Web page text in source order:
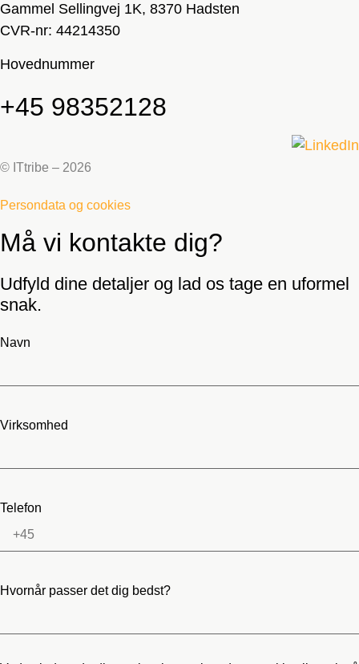
Gammel Sellingvej 1K, 8370 Hadsten
CVR-nr: 44214350
Hovednummer
+45 98352128
© ITtribe – 2026
Persondata og cookies
Må vi kontakte dig?
Udfyld dine detaljer og lad os tage en uformel
snak.
Navn
Virksomhed
Telefon
Hvornår passer det dig bedst?